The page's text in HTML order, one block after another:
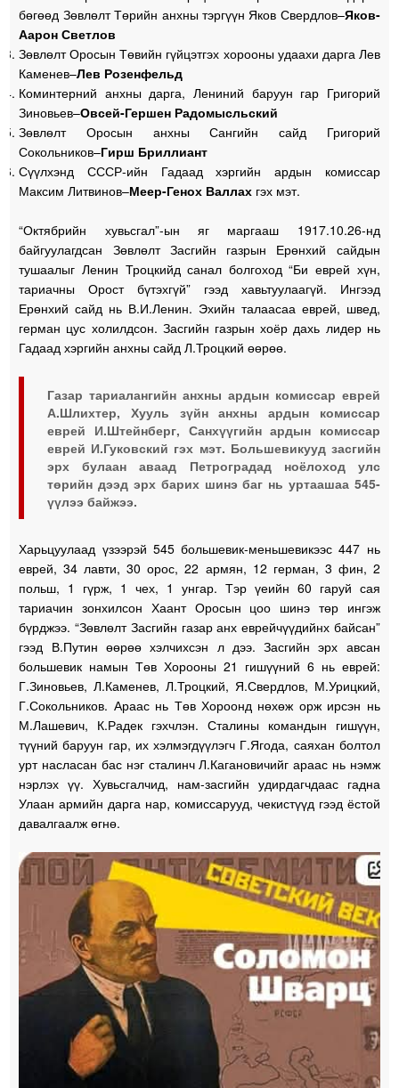
бөгөөд Зөвлөлт Төрийн анхны тэргүүн Яков Свердлов–Яков-
Аарон Светлов
Зөвлөлт Оросын Төвийн гүйцэтгэх хорооны удаахи дарга Лев
Каменев–Лев Розенфельд
Коминтерний анхны дарга, Лениний баруун гар Григорий
Зиновьев–Овсей-Гершен Радомысльский
Зөвлөлт Оросын анхны Сангийн сайд Григорий
Сокольников–Гирш Бриллиант
Сүүлхэнд СССР-ийн Гадаад хэргийн ардын комиссар
Максим Литвинов–Меер-Генох Валлах гэх мэт.
“Октябрийн хувьсгал”-ын яг маргааш 1917.10.26-нд
байгуулагдсан Зөвлөлт Засгийн газрын Ерөнхий сайдын
тушаалыг Ленин Троцкийд санал болгоход “Би еврей хүн,
тариачны Орост бүтэхгүй” гээд хавьтуулаагүй. Ингээд
Ерөнхий сайд нь В.И.Ленин. Эхийн талаасаа еврей, швед,
герман цус холилдсон. Засгийн газрын хоёр дахь лидер нь
Гадаад хэргийн анхны сайд Л.Троцкий өөрөө.
Газар тариалангийн анхны ардын комиссар еврей
А.Шлихтер, Хууль зүйн анхны ардын комиссар
еврей И.Штейнберг, Санхүүгийн ардын комиссар
еврей И.Гуковский гэх мэт. Большевикууд засгийн
эрх булаан аваад Петроградад ноёлоход улс
төрийн дээд эрх барих шинэ баг нь уртаашаа 545-
үүлээ байжээ.
Харьцуулаад үзээрэй 545 большевик-меньшевикээс 447 нь
еврей, 34 лавти, 30 орос, 22 армян, 12 герман, 3 фин, 2
польш, 1 гүрж, 1 чех, 1 унгар. Тэр үеийн 60 гаруй сая
тариачин зонхилсон Хаант Оросын цоо шинэ төр ингэж
бүрджээ. “Зөвлөлт Засгийн газар анх еврейчүүдийнх байсан”
гээд В.Путин өөрөө хэлчихсэн л дээ. Засгийн эрх авсан
большевик намын Төв Хорооны 21 гишүүний 6 нь еврей:
Г.Зиновьев, Л.Каменев, Л.Троцкий, Я.Свердлов, М.Урицкий,
Г.Сокольников. Араас нь Төв Хороонд нөхөж орж ирсэн нь
М.Лашевич, К.Радек гэхчлэн. Сталины командын гишүүн,
түүний баруун гар, их хэлмэгдүүлэгч Г.Ягода, саяхан болтол
урт насласан бас нэг сталинч Л.Кагановичийг араас нь нэмж
нэрлэх үү. Хувьсгалчид, нам-засгийн удирдагчдаас гадна
Улаан армийн дарга нар, комиссарууд, чекистүүд гээд ёстой
давалгаалж өгнө.